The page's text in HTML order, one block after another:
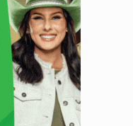
furtando moto na frente do bar
Iniciativa Amazônia+10 lança chamada para fortalecer
reservas de urânio, mas produz pouco e
na fábrica da Coca-Cola é